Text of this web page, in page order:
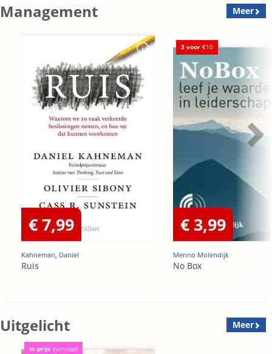
Management Meer
€ 7,99
Kahneman, Daniel
Ruis
3 voor €10
€ 3,99
Menno Molendijk
No Box
Uitgelicht Meer
In prijs Verlaagd